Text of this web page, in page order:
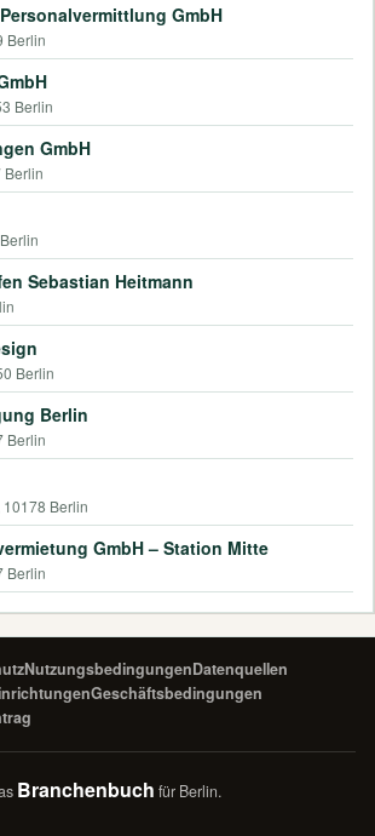
GmbH
Berlin
Berlin
GmbH
Berlin
Sebastian Heitmann
Berlin
Berlin
Berlin
Berlin
GmbH – Station Mitte
Berlin
NutzungsbedingungenDatenquellen
Geschäftsbedingungen
Branchenbuch für Berlin.